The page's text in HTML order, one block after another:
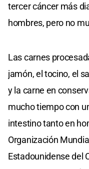
tercer cáncer más
hombres, pero no
Las carnes
jamón, el tocino, el
y la carne en
mucho tiempo con
intestino tanto en
Organización
Estadounidense del